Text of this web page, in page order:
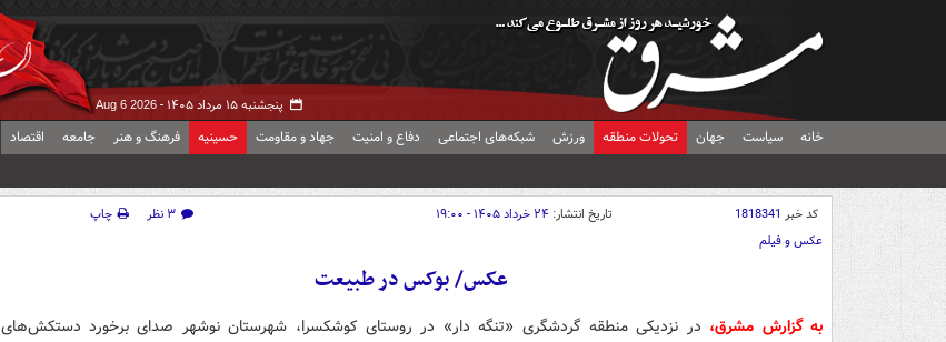
پنجشنبه ۱۵ مرداد ۱۴۰۵ - Aug 6 2026
خانه سیاست جهان تحولات منطقه ورزش شبکه‌های اجتماعی دفاع و امنیت جهاد و مقاومت حسینیه فرهنگ و هنر جامعه اقتصاد
کد خبر 1818341 تاریخ انتشار: ۲۴ خرداد ۱۴۰۵ - ۱۹:۰۰ ۳ نظر
چاپ
عکس و فیلم
عکس/ بوکس در طبیعت
به گزارش مشرق، در نزدیکی منطقه گردشگری «تنگه دار» در روستای کوشکسرا، شهرستان نوشهر صدای برخورد دستکش‌های